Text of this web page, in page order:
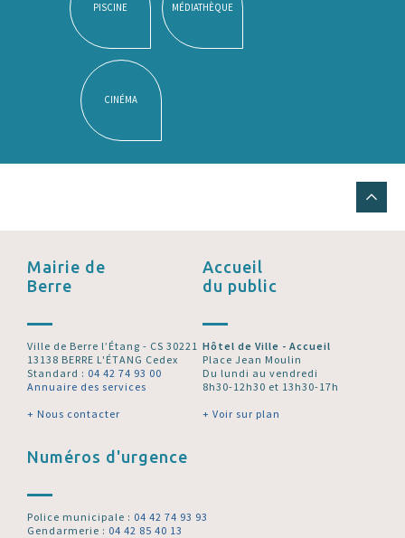
PISCINE MÉDIATHÈQUE
CINÉMA
Mairie de
Berre
Ville de Berre l’Étang - CS 30221
13138 BERRE L'ÉTANG Cedex
Standard : 04 42 74 93 00
Annuaire des services
+ Nous contacter
Accueil
du public
Hôtel de Ville - Accueil
Place Jean Moulin
Du lundi au vendredi
8h30-12h30 et 13h30-17h
+ Voir sur plan
Numéros d'urgence
Police municipale : 04 42 74 93 93
Gendarmerie : 04 42 85 40 13